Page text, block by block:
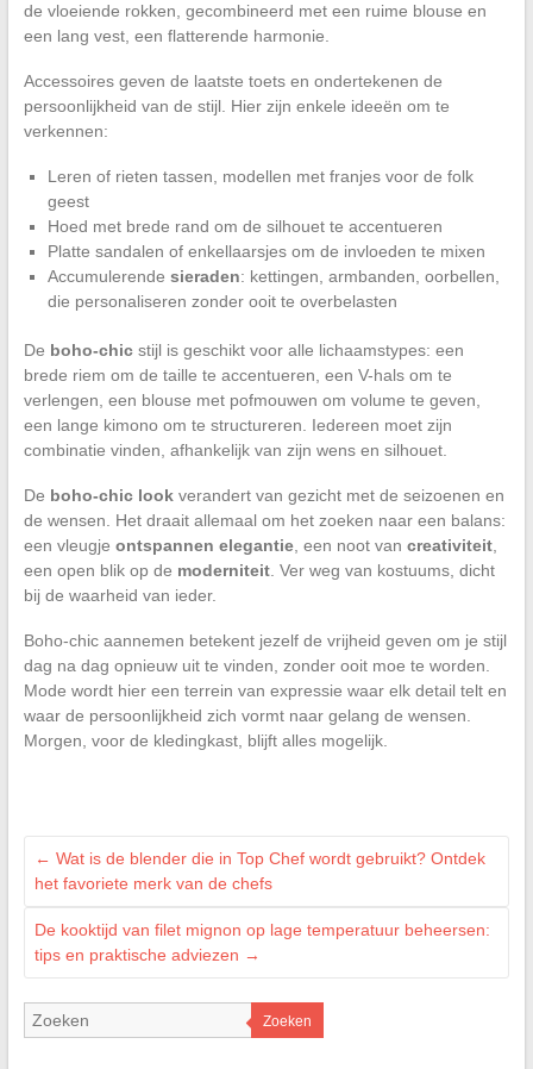
de vloeiende rokken, gecombineerd met een ruime blouse en
een lang vest, een flatterende harmonie.
Accessoires geven de laatste toets en ondertekenen de
persoonlijkheid van de stijl. Hier zijn enkele ideeën om te
verkennen:
Leren of rieten tassen, modellen met franjes voor de folk
geest
Hoed met brede rand om de silhouet te accentueren
Platte sandalen of enkellaarsjes om de invloeden te mixen
Accumulerende sieraden: kettingen, armbanden, oorbellen,
die personaliseren zonder ooit te overbelasten
De boho-chicstijl is geschikt voor alle lichaamstypes: een
brede riem om de taille te accentueren, een V-hals om te
verlengen, een blouse met pofmouwen om volume te geven,
een lange kimono om te structureren. Iedereen moet zijn
combinatie vinden, afhankelijk van zijn wens en silhouet.
De boho-chic lookverandert van gezicht met de seizoenen en
de wensen. Het draait allemaal om het zoeken naar een balans:
een vleugje ontspannen elegantie, een noot van creativiteit,
een open blik op de moderniteit. Ver weg van kostuums, dicht
bij de waarheid van ieder.
Boho-chic aannemen betekent jezelf de vrijheid geven om je stijl
dag na dag opnieuw uit te vinden, zonder ooit moe te worden.
Mode wordt hier een terrein van expressie waar elk detail telt en
waar de persoonlijkheid zich vormt naar gelang de wensen.
Morgen, voor de kledingkast, blijft alles mogelijk.
← Wat is de blender die in Top Chef wordt gebruikt? Ontdek
het favoriete merk van de chefs
De kooktijd van filet mignon op lage temperatuur beheersen:
tips en praktische adviezen →
Zoeken